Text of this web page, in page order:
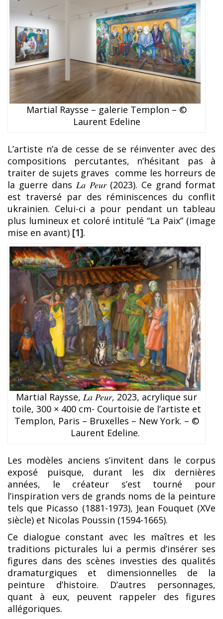
Martial Raysse – galerie Templon – ©
Laurent Edeline
L’artiste n’a de cesse de se réinventer avec des
compositions percutantes, n’hésitant pas à
traiter de sujets graves comme les horreurs de
la guerre dans La Peur(2023). Ce grand format
est traversé par des réminiscences du conflit
ukrainien. Celui-ci a pour pendant un tableau
plus lumineux et coloré intitulé “La Paix” (image
mise en avant) [1].
Martial Raysse, La Peur, 2023, acrylique sur
toile, 300 × 400 cm- Courtoisie de l’artiste et
Templon, Paris – Bruxelles – New York. – ©
Laurent Edeline.
Les modèles anciens s’invitent dans le corpus
exposé puisque, durant les dix dernières
années, le créateur s’est tourné pour
l’inspiration vers de grands noms de la peinture
tels que Picasso (1881-1973), Jean Fouquet (XVe
siècle) et Nicolas Poussin (1594-1665).
Ce dialogue constant avec les maîtres et les
traditions picturales lui a permis d’insérer ses
figures dans des scènes investies des qualités
dramaturgiques et dimensionnelles de la
peinture d’histoire. D’autres personnages,
quant à eux, peuvent rappeler des figures
allégoriques.